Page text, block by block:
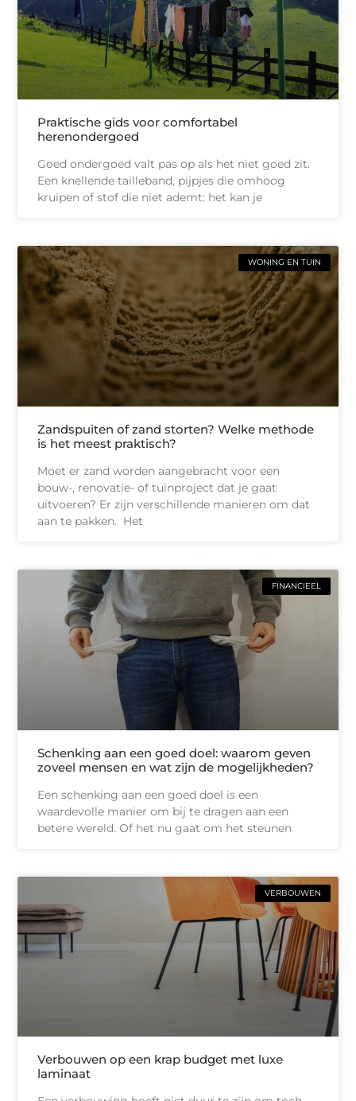
Praktische gids voor comfortabel
herenondergoed
Goed ondergoed valt pas op als het niet goed zit.
Een knellende tailleband, pijpjes die omhoog
kruipen of stof die niet ademt: het kan je
WONING EN TUIN
Zandspuiten of zand storten? Welke methode
is het meest praktisch?
Moet er zand worden aangebracht voor een
bouw-, renovatie- of tuinproject dat je gaat
uitvoeren? Er zijn verschillende manieren om dat
aan te pakken. Het
FINANCIEEL
Schenking aan een goed doel: waarom geven
zoveel mensen en wat zijn de mogelijkheden?
Een schenking aan een goed doel is een
waardevolle manier om bij te dragen aan een
betere wereld. Of het nu gaat om het steunen
VERBOUWEN
Verbouwen op een krap budget met luxe
laminaat